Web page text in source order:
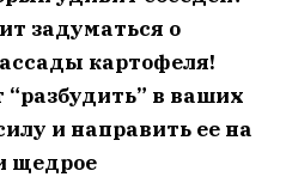
задуматься о
картофеля!
в ваших
и направить ее на
щедрое